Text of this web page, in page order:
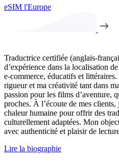
eSIM l'Europe
Traductrice certifiée (anglais-
d’expérience dans la localisation
e‑commerce, éducatifs et
rigueur et ma créativité tant dans
passion pour les films d’aventure,
proches. À l’écoute de mes
chaleur humaine pour offrir des
culturellement adaptées. Mon
avec authenticité et plaisir de
Lire la biographie